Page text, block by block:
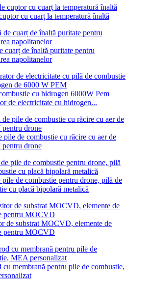
cu cuarț la temperatură înaltă
cuarț de înaltă puritate pentru
napolitanelor
cu hidrogen 6000W Pem
de electricitate cu hidrogen...
pile de combustie cu răcire cu aer de
pentru drone
pile de combustie pentru drone, pilă de
cu placă bipolară metalică
de substrat MOCVD, elemente de
pentru MOCVD
cu membrană pentru pile de combustie,